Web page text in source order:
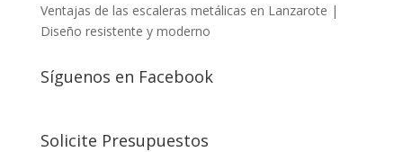
Ventajas de las escaleras metálicas en Lanzarote |
Diseño resistente y moderno
Síguenos en Facebook
Solicite Presupuestos